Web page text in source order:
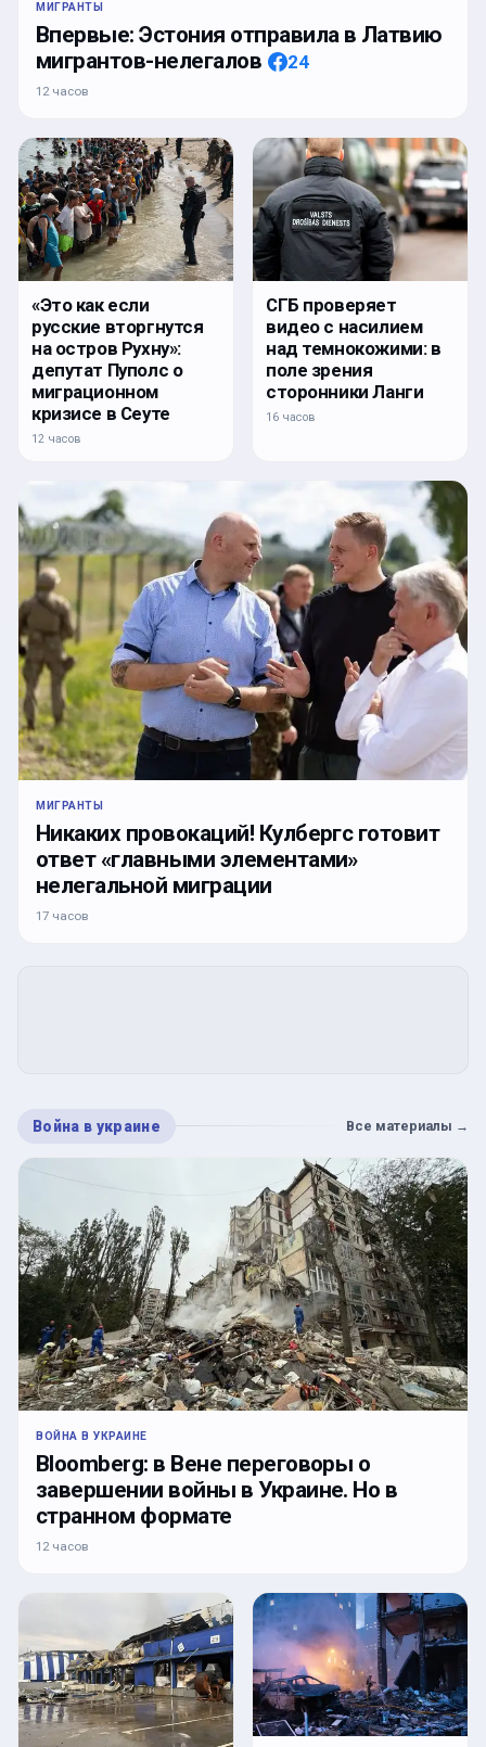
МИГРАНТЫ
Впервые: Эстония отправила в Латвию
мигрантов-нелегалов
24
12 часов
«Это как если
русские вторгнутся
на остров Рухну»:
депутат Пуполс о
миграционном
кризисе в Сеуте
12 часов
СГБ проверяет
видео с насилием
над темнокожими: в
поле зрения
сторонники Ланги
16 часов
МИГРАНТЫ
Никаких провокаций! Кулбергс готовит
ответ «главными элементами»
нелегальной миграции
17 часов
Война в украине Все материалы →
ВОЙНА В УКРАИНЕ
Bloomberg: в Вене переговоры о
завершении войны в Украине. Но в
странном формате
12 часов